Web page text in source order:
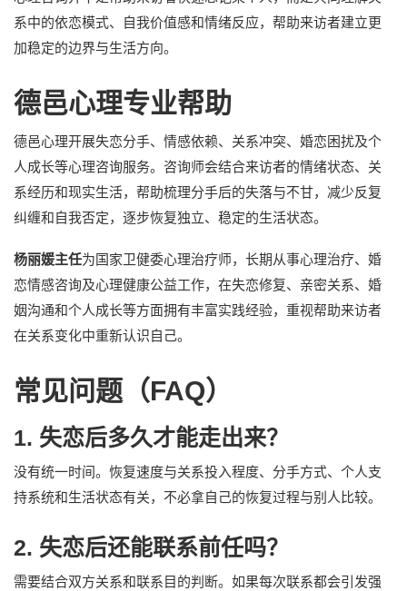
系中的依恋模式、自我价值感和情绪反应，帮助来访者建立更
加稳定的边界与生活方向。
德邑心理专业帮助
德邑心理开展失恋分手、情感依赖、关系冲突、婚恋困扰及个
人成长等心理咨询服务。咨询师会结合来访者的情绪状态、关
系经历和现实生活，帮助梳理分手后的失落与不甘，减少反复
纠缠和自我否定，逐步恢复独立、稳定的生活状态。
杨丽媛主任为国家卫健委心理治疗师，长期从事心理治疗、婚
恋情感咨询及心理健康公益工作，在失恋修复、亲密关系、婚
姻沟通和个人成长等方面拥有丰富实践经验，重视帮助来访者
在关系变化中重新认识自己。
常见问题（FAQ）
1. 失恋后多久才能走出来？
没有统一时间。恢复速度与关系投入程度、分手方式、个人支
持系统和生活状态有关，不必拿自己的恢复过程与别人比较。
2. 失恋后还能联系前任吗？
需要结合双方关系和联系目的判断。如果每次联系都会引发强